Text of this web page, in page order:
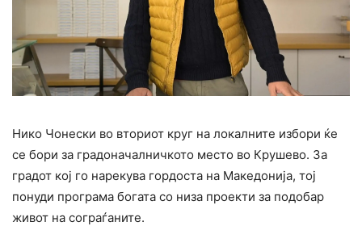
Нико Чонески во вториот круг на локалните избори ќе
се бори за градоначалничкото место во Крушево. За
градот кој го нарекува гордоста на Македонија, тој
понуди програма богата со низа проекти за подобар
живот на сограѓаните.